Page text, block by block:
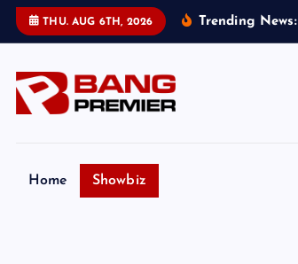
THU. AUG 6TH, 2026 Trending News:
Home Showbiz